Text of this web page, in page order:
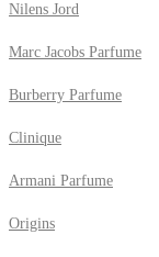
Nilens Jord
Marc Jacobs Parfume
Burberry Parfume
Clinique
Armani Parfume
Origins